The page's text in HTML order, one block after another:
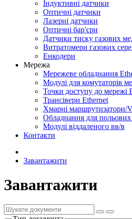
Індуктивні датчики
Оптичні датчики
Лазерні датчики
Оптичні бар'єри
Датчики тиску газових
Витратомери газових
Енкодери
Мережа
Мережеве обладнання
Модулі для комутаторів
Точки доступу до мережі
Трансівери Ethernet
Хмарні маршрутизатори/
Обладнання для
Модулі віддаленого вв/в
Контакти
Завантажити
Завантажити